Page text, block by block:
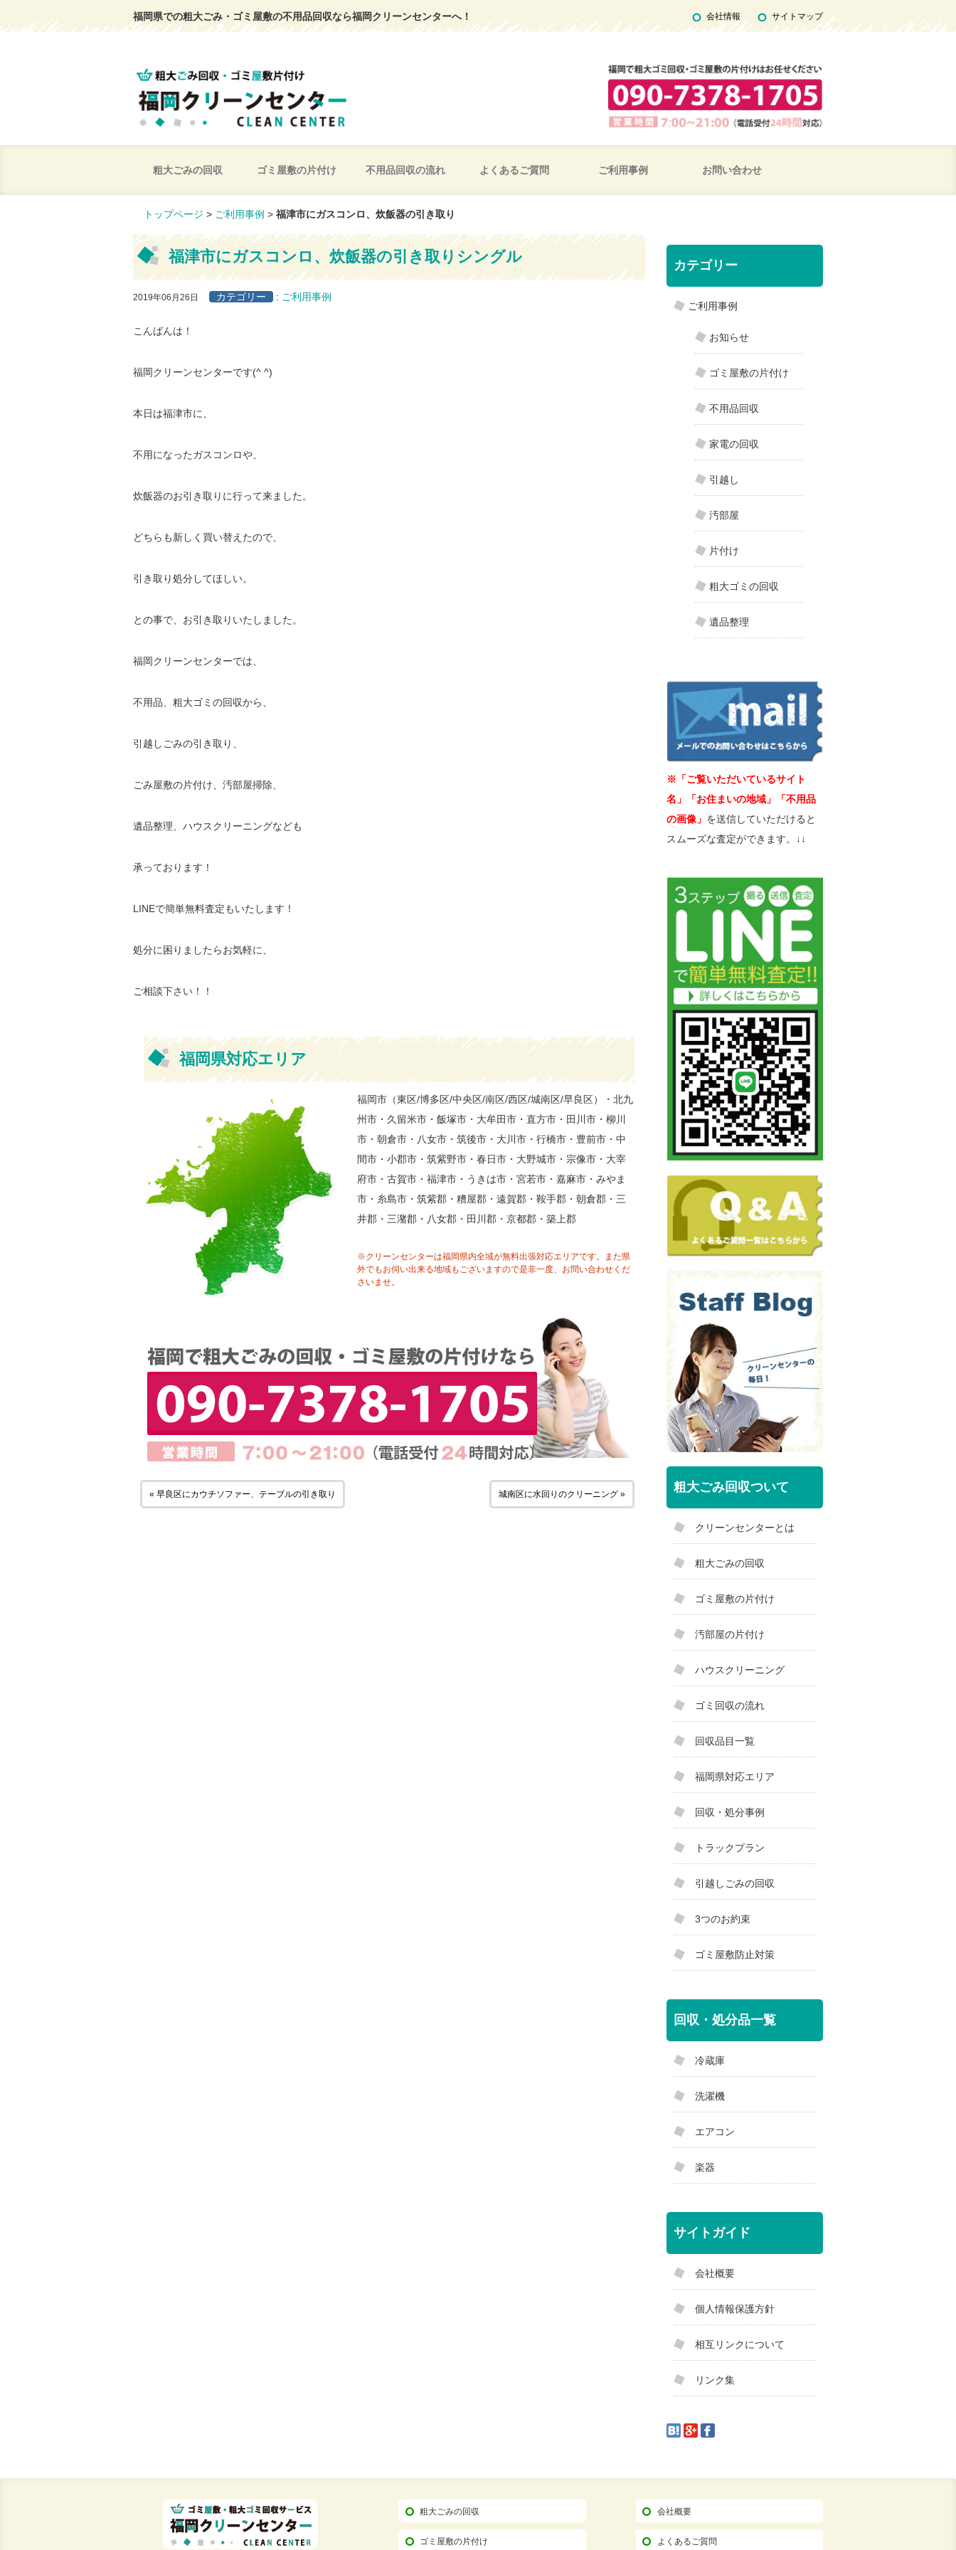
福岡県での粗大ごみ・ゴミ屋敷の不用品回収なら福岡クリーンセンターへ！ 会社情報 サイトマップ
粗大ごみの回収 ゴミ屋敷の片付け 不用品回収の流れ よくあるご質問 ご利用事例 お問い合わせ
トップページ > ご利用事例 > 福津市にガスコンロ、炊飯器の引き取り
福津市にガスコンロ、炊飯器の引き取りシングル
2019年06月26日 カテゴリー : ご利用事例
こんばんは！
福岡クリーンセンターです(^ ^)
本日は福津市に、
不用になったガスコンロや、
炊飯器のお引き取りに行って来ました。
どちらも新しく買い替えたので、
引き取り処分してほしい。
との事で、お引き取りいたしました。
福岡クリーンセンターでは、
不用品、粗大ゴミの回収から、
引越しごみの引き取り、
ごみ屋敷の片付け、汚部屋掃除、
遺品整理、ハウスクリーニングなども
承っております！
LINEで簡単無料査定もいたします！
処分に困りましたらお気軽に、
ご相談下さい！！
福岡県対応エリア
福岡市（東区/博多区/中央区/南区/西区/城南区/早良区）・北九
州市・久留米市・飯塚市・大牟田市・直方市・田川市・柳川
市・朝倉市・八女市・筑後市・大川市・行橋市・豊前市・中
間市・小郡市・筑紫野市・春日市・大野城市・宗像市・大宰
府市・古賀市・福津市・うきは市・宮若市・嘉麻市・みやま
市・糸島市・筑紫郡・糟屋郡・遠賀郡・鞍手郡・朝倉郡・三
井郡・三潴郡・八女郡・田川郡・京都郡・築上郡
※クリーンセンターは福岡県内全域が無料出張対応エリアです。また県
外でもお伺い出来る地域もございますので是非一度、お問い合わせくだ
さいませ。
« 早良区にカウチソファー、テーブルの引き取り 城南区に水回りのクリーニング »
カテゴリー
ご利用事例
お知らせ
ゴミ屋敷の片付け
不用品回収
家電の回収
引越し
汚部屋
片付け
粗大ゴミの回収
遺品整理
※「ご覧いただいているサイト
名」「お住まいの地域」「不用品
の画像」 を送信していただけると
スムーズな査定ができます。↓↓
粗大ごみ回収ついて
クリーンセンターとは
粗大ごみの回収
ゴミ屋敷の片付け
汚部屋の片付け
ハウスクリーニング
ゴミ回収の流れ
回収品目一覧
福岡県対応エリア
回収・処分事例
トラックプラン
引越しごみの回収
3つのお約束
ゴミ屋敷防止対策
回収・処分品一覧
冷蔵庫
洗濯機
エアコン
楽器
サイトガイド
会社概要
個人情報保護方針
相互リンクについて
リンク集
粗大ごみの回収
ゴミ屋敷の片付け
会社概要
よくあるご質問